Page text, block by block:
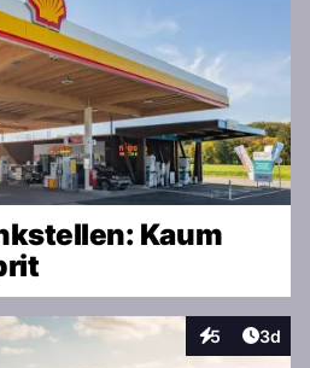
Kaum
5
Interaktionen
3d